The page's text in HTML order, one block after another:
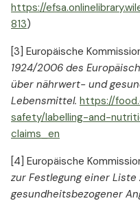
https://
813)
[3] Europäische
1924/2006 des
über nährwert- und
Lebensmittel. https://
safety/labelling-and-
claims_en
[4] Europäische
zur Festlegung einer Liste
gesundheitsbezogener